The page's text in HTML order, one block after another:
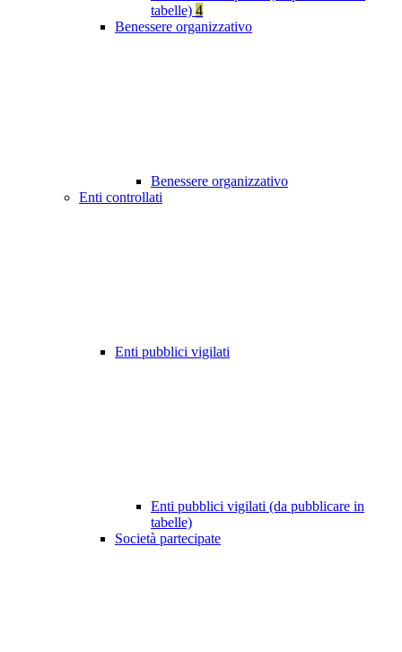
tabelle) 4
Benessere organizzativo
Benessere organizzativo
Enti controllati
Enti pubblici vigilati
Enti pubblici vigilati (da pubblicare in
tabelle)
Società partecipate